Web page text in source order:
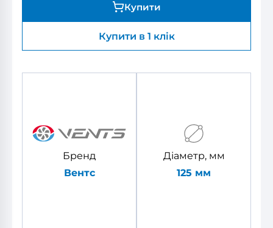
Купити
Купити в 1 клік
Бренд
Вентс
Діаметр, мм
125 мм